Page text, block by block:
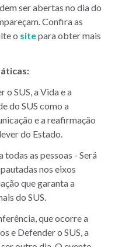
ser abertas no dia do
Confira as
o sitepara obter mais
SUS, a Vida e a
do SUS como a
e a reafirmação
do Estado.
as pessoas - Será
nos eixos
que garanta a
do SUS.
que ocorre a
e Defender o SUS, a